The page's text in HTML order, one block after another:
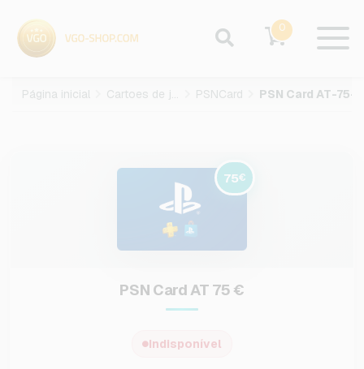
0
Página inicial Cartoes de jogos PSNCard
75€
PSN Card AT 75 €
Indisponível